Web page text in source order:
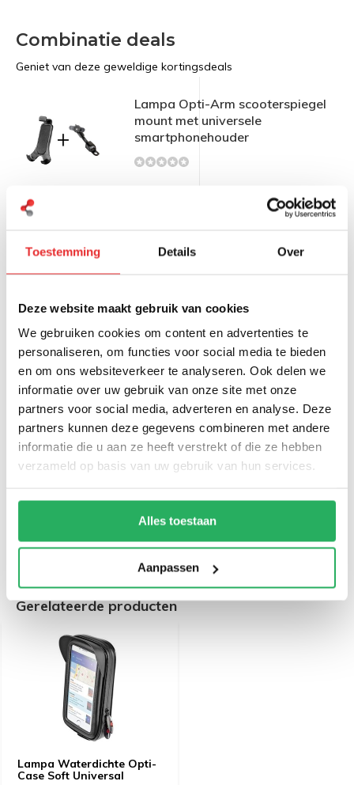
Toestemming Details Over
Deze website maakt gebruik van cookies
We gebruiken cookies om content en advertenties te
personaliseren, om functies voor social media te bieden
en om ons websiteverkeer te analyseren. Ook delen we
informatie over uw gebruik van onze site met onze
partners voor social media, adverteren en analyse. Deze
partners kunnen deze gegevens combineren met andere
informatie die u aan ze heeft verstrekt of die ze hebben
verzameld op basis van uw gebruik van hun services.
Alles toestaan
Aanpassen
Combinatie deals
Geniet van deze geweldige kortingsdeals
Lampa Opti-Arm scooterspiegel
mount met universele
smartphonehouder
motorlader met stangmontage
USB Fix Trek sets
38828
USB Fix Trek Double smartphone
motorlader met stangmontage
Normaal:
€ 91,90
TIP!
Gerelateerde producten
Lampa Waterdichte Opti-
Case Soft Universal